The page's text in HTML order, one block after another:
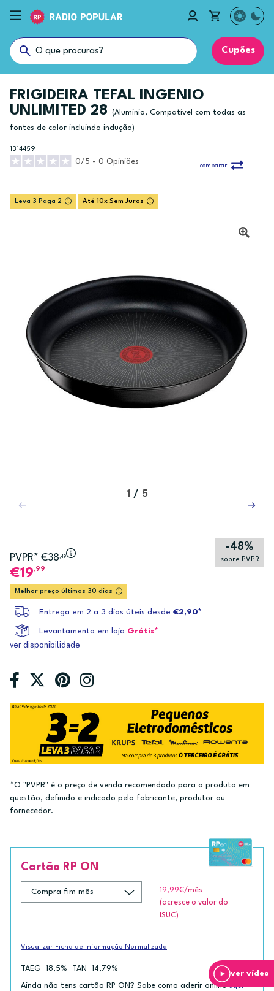
Cupões
FRIGIDEIRA TEFAL INGENIO
UNLIMITED 28
(Aluminio, Compatível com todas as
fontes de calor incluindo indução)
1314459
0/5 - 0 Opiniões
comparar
Leva 3 Paga 2 Até 10x Sem Juros
1 / 5
ver vídeo
PVPR* €38,49
-48%
sobre PVPR
19,99
Melhor preço últimos 30 dias
Entrega em 2 a 3 dias úteis desde €2,90*
Levantamento em loja Grátis*
ver disponibilidade
*O "PVPR" é o preço de venda recomendado para o produto em
questão, definido e indicado pelo fabricante, produtor ou
fornecedor.
Cartão RP ON
19,99€/mês
(acresce o valor do
ISUC)
Visualizar Ficha de Informação Normalizada
TAEG 18,5% TAN 14,79%
Ainda não tens cartão RP ON? Sabe como aderir onlineaqui